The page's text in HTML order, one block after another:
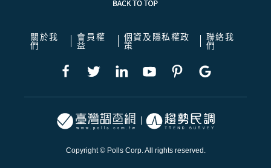
關於我
們
會員權
益
個資及隱私權政
策
聯絡我
們
Copyright © Polls Corp. All rights reserved.